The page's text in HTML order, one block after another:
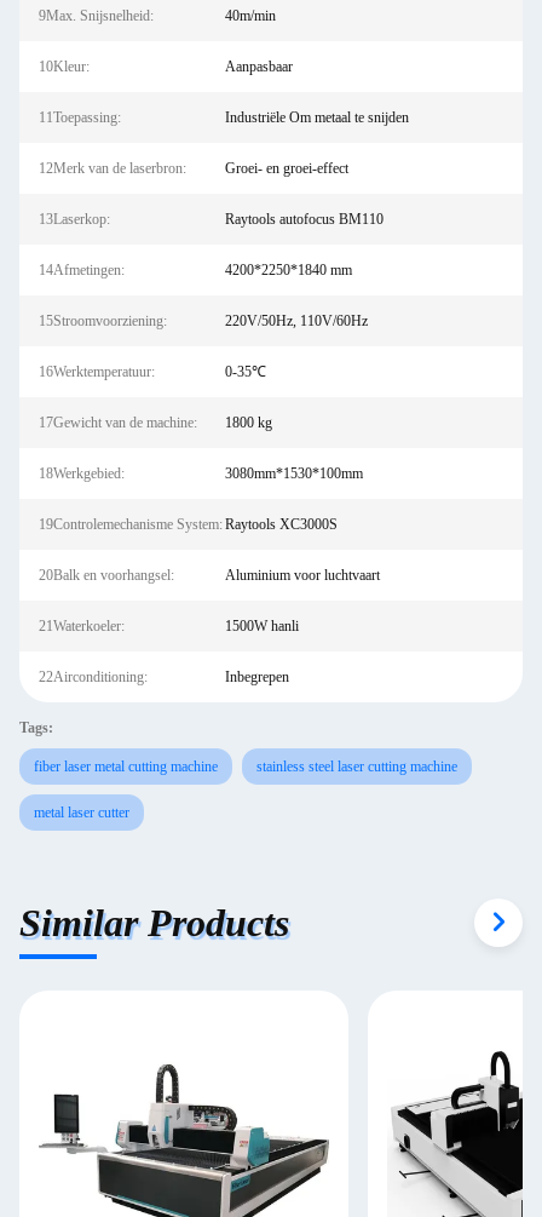
9Max. Snijsnelheid: 40m/min
10Kleur: Aanpasbaar
11Toepassing: Industriële Om metaal te snijden
12Merk van de laserbron: Groei- en groei-effect
13Laserkop: Raytools autofocus BM110
14Afmetingen: 4200*2250*1840 mm
15Stroomvoorziening: 220V/50Hz, 110V/60Hz
16Werktemperatuur: 0-35℃
17Gewicht van de machine: 1800 kg
18Werkgebied: 3080mm*1530*100mm
19Controlemechanisme System:Raytools XC3000S
20Balk en voorhangsel: Aluminium voor luchtvaart
21Waterkoeler: 1500W hanli
22Airconditioning: Inbegrepen
Tags:
fiber laser metal cutting machine stainless steel laser cutting machine
metal laser cutter
Similar Products